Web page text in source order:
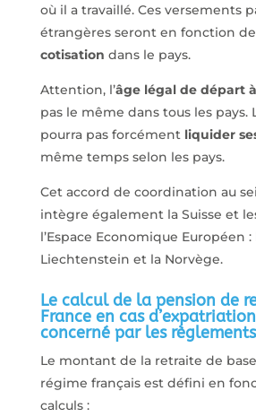
où il a travaillé. Ces versements
étrangères seront en fonction
cotisation dans le pays.
Attention, l’âge légal de départ
pas le même dans tous les pays.
pourra pas forcément liquider
même temps selon les pays.
Cet accord de coordination au
intègre également la Suisse et
l’Espace Economique Européen :
Liechtenstein et la Norvège.
Le calcul de la pension de
France en cas
concerné par les
Le montant de la retraite de
régime français est défini en
calculs :